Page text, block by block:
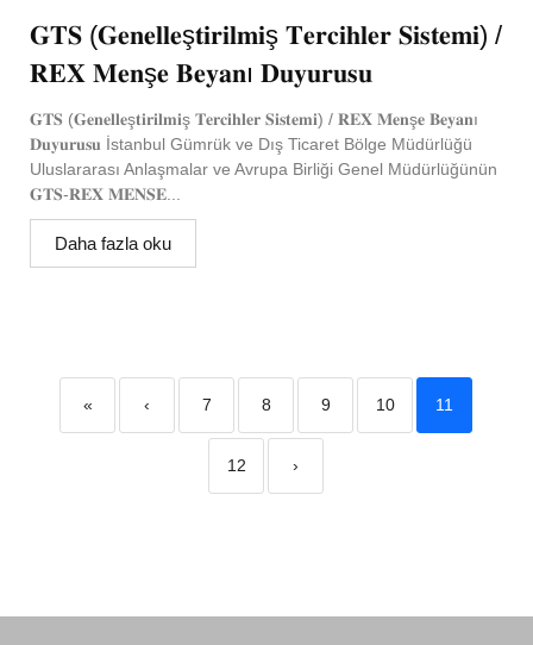
𝐆𝐓𝐒 (𝐆𝐞𝐧𝐞𝐥𝐥𝐞ş𝐭𝐢𝐫𝐢𝐥𝐦𝐢ş 𝐓𝐞𝐫𝐜𝐢𝐡𝐥𝐞𝐫 𝐒𝐢𝐬𝐭𝐞𝐦𝐢) /
𝐑𝐄𝐗 𝐌𝐞𝐧ş𝐞 𝐁𝐞𝐲𝐚𝐧ı 𝐃𝐮𝐲𝐮𝐫𝐮𝐬𝐮
𝐆𝐓𝐒 (𝐆𝐞𝐧𝐞𝐥𝐥𝐞ş𝐭𝐢𝐫𝐢𝐥𝐦𝐢ş 𝐓𝐞𝐫𝐜𝐢𝐡𝐥𝐞𝐫 𝐒𝐢𝐬𝐭𝐞𝐦𝐢) / 𝐑𝐄𝐗 𝐌𝐞𝐧ş𝐞 𝐁𝐞𝐲𝐚𝐧ı
𝐃𝐮𝐲𝐮𝐫𝐮𝐬𝐮 İstanbul Gümrük ve Dış Ticaret Bölge Müdürlüğü
Uluslararası Anlaşmalar ve Avrupa Birliği Genel Müdürlüğünün
𝐆𝐓𝐒-𝐑𝐄𝐗 𝐌𝐄𝐍𝐒𝐄...
Daha fazla oku
« ‹ 7 8 9 10 11
12 ›